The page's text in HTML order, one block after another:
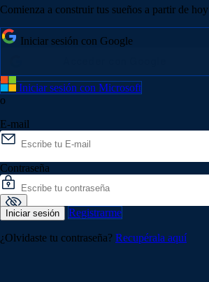
Comienza a construir tus sueños a partir de hoy
Iniciar sesión con Google
Iniciar sesión con Microsoft
o
E-mail
Contraseña
Iniciar sesión Registrarme
¿Olvidaste tu contraseña? Recupérala aquí